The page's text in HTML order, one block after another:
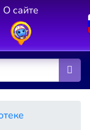
О сайте